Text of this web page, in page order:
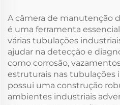
A câmera de manutenção
é uma ferramenta
várias tubulações
ajudar na detecção e
como corrosão,
estruturais nas tubulações
possui uma construção
ambientes industriais